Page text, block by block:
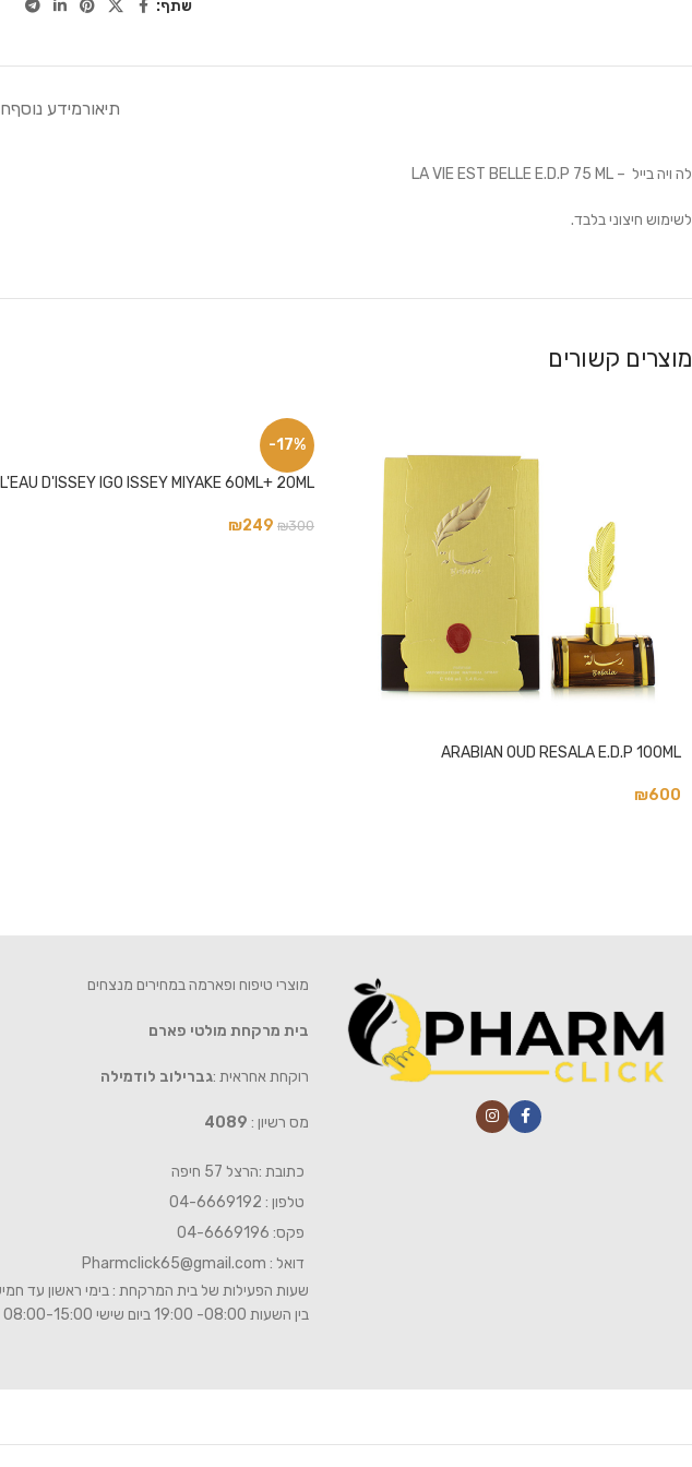
שתף:
תיאורמידע נוסף
לה ויה בייל – LA VIE EST BELLE E.D.P 75 ML
לשימוש חיצוני בלבד.
מוצרים קשורים
ARABIAN OUD RESALA E.D.P 100ML
₪600
-17%
L'EAU D'ISSEY IGO ISSEY MIYAKE 60ML+ 20ML
₪300
₪249
מוצרי טיפוח ופארמה במחירים מנצחים
בית מרקחת מולטי פארם
רוקחת אחראית :גברילוב לודמילה
מס רשיון : 4089
כתובת :הרצל 57 חיפה
טלפון : 04-6669192
פקס: 04-6669196
דואל : Pharmclick65@gmail.com
שעות הפעילות של בית המרקחת : בימי ראשון עד
בין השעות 08:00- 19:00 ביום שישי 08:00-15:00